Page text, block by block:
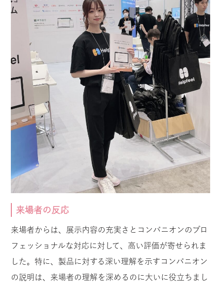
来場者の反応
来場者からは、展示内容の充実さとコンパニオンのプロ
フェッショナルな対応に対して、高い評価が寄せられま
した。特に、製品に対する深い理解を示すコンパニオン
の説明は、来場者の理解を深めるのに大いに役立ちまし